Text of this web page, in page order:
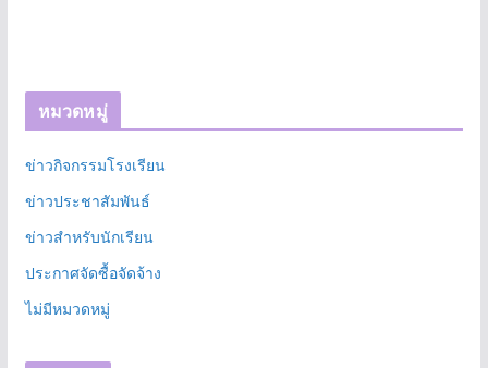
หมวดหมู่
ข่าวกิจกรรมโรงเรียน
ข่าวประชาสัมพันธ์
ข่าวสำหรับนักเรียน
ประกาศจัดซื้อจัดจ้าง
ไม่มีหมวดหมู่